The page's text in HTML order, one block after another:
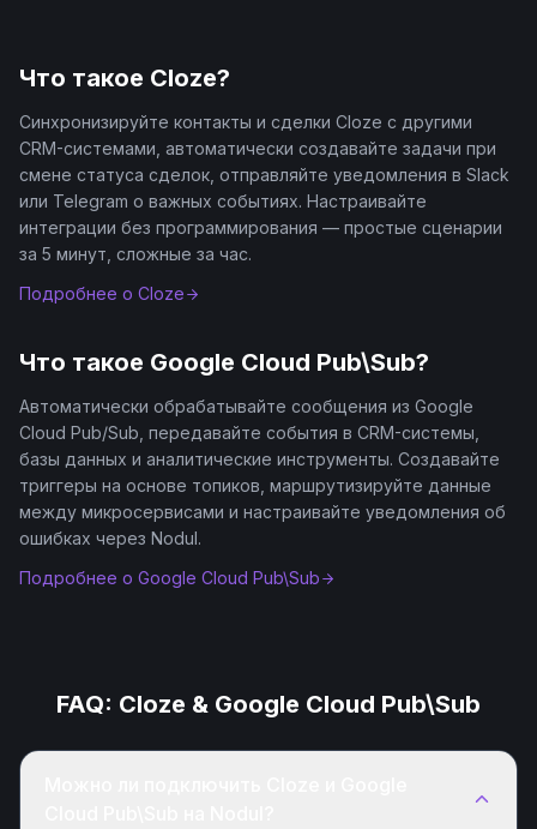
Что такое Cloze?
Синхронизируйте контакты и сделки Cloze с другими
CRM-системами, автоматически создавайте задачи при
смене статуса сделок, отправляйте уведомления в Slack
или Telegram о важных событиях. Настраивайте
интеграции без программирования — простые сценарии
за 5 минут, сложные за час.
Подробнее о Cloze
Что такое Google Cloud Pub\Sub?
Автоматически обрабатывайте сообщения из Google
Cloud Pub/Sub, передавайте события в CRM-системы,
базы данных и аналитические инструменты. Создавайте
триггеры на основе топиков, маршрутизируйте данные
между микросервисами и настраивайте уведомления об
ошибках через Nodul.
Подробнее о Google Cloud Pub\Sub
FAQ: Cloze & Google Cloud Pub\Sub